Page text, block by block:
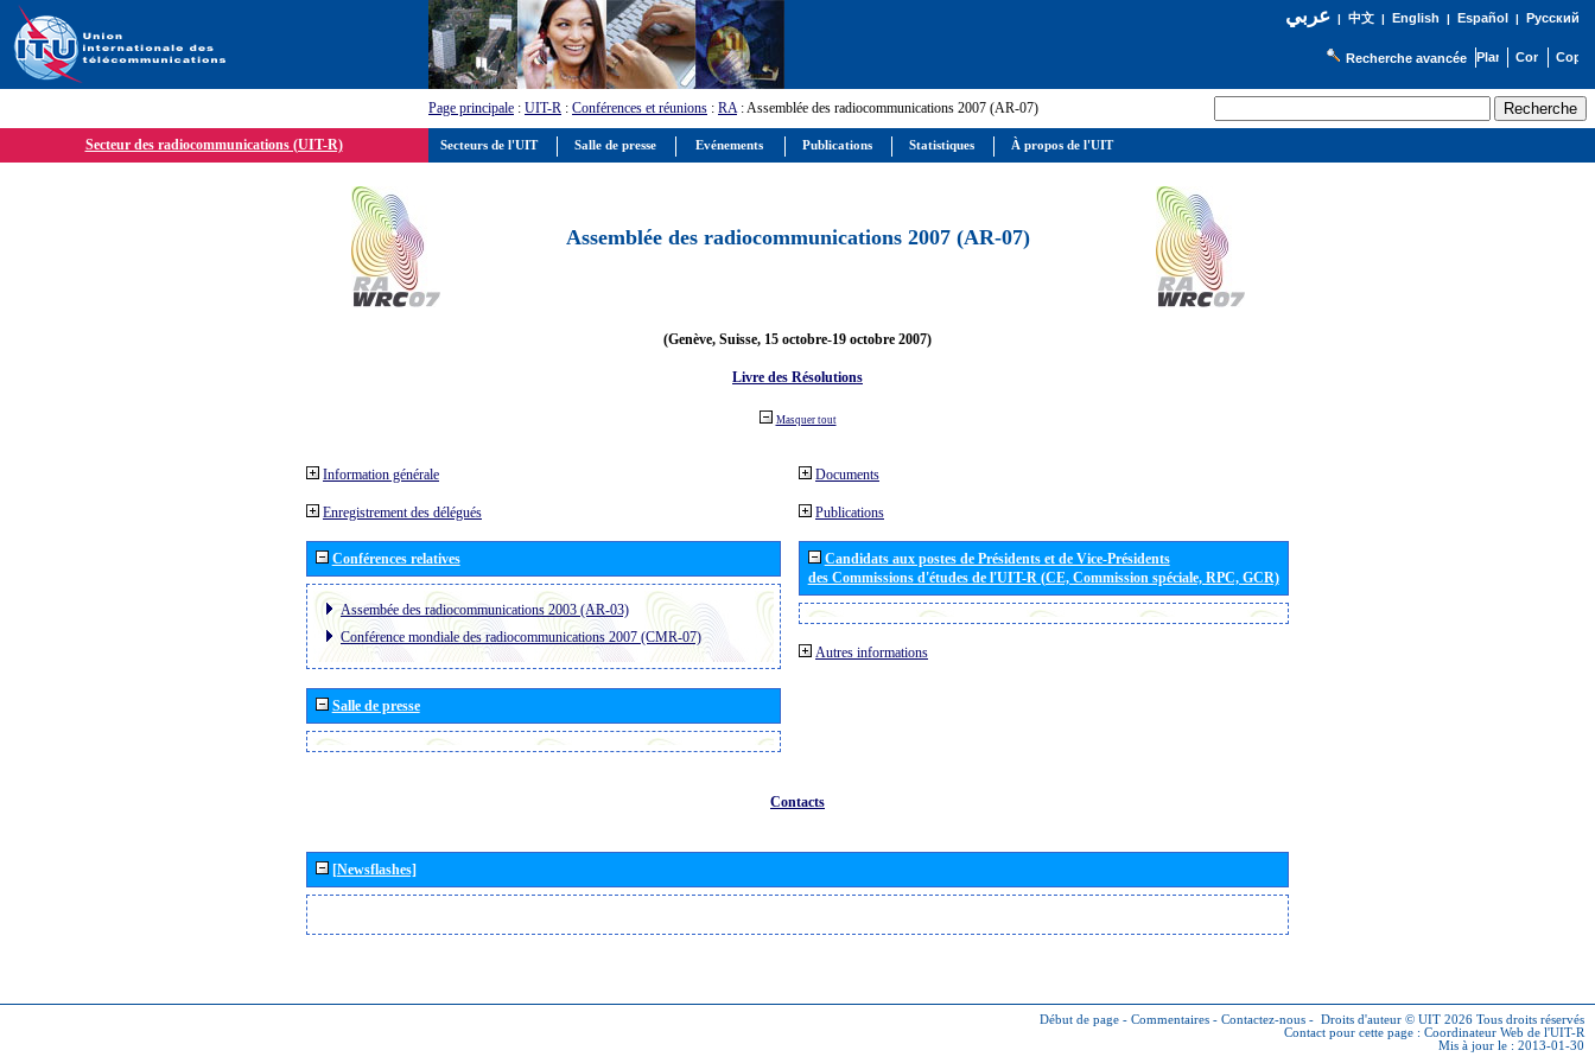
عربي| 中文| English | Español | Русский
Recherche avancée
Page principale : UIT-R : Conférences et réunions : RA: Assemblée des radiocommunications 2007 (AR-07)
Secteur des radiocommunications (UIT-R)
Assemblée des radiocommunications 2007 (AR-07)
(Genève, Suisse, 15 octobre-19 octobre 2007)
Livre des Résolutions
Masquer tout
Information générale
Enregistrement des délégués
Conférences relatives
Assembée des radiocommunications 2003 (AR-03)
Conférence mondiale des radiocommunications 2007 (CMR-07)
Salle de presse
Documents
Publications
Candidats aux postes de Présidents et de Vice-Présidents
des Commissions d'études de l'UIT-R (CE, Commission spéciale, RPC, GCR)
Autres informations
Contacts
[Newsflashes]
Début de page - Commentaires - Contactez-nous - Droits d'auteur © UIT 2026 Tous droits réservés
Contact pour cette page : Coordinateur Web de l'UIT-R
Mis à jour le : 2013-01-30
Secteurs de l'UIT Salle de presse Evénements Publications Statistiques À propos de l'UIT